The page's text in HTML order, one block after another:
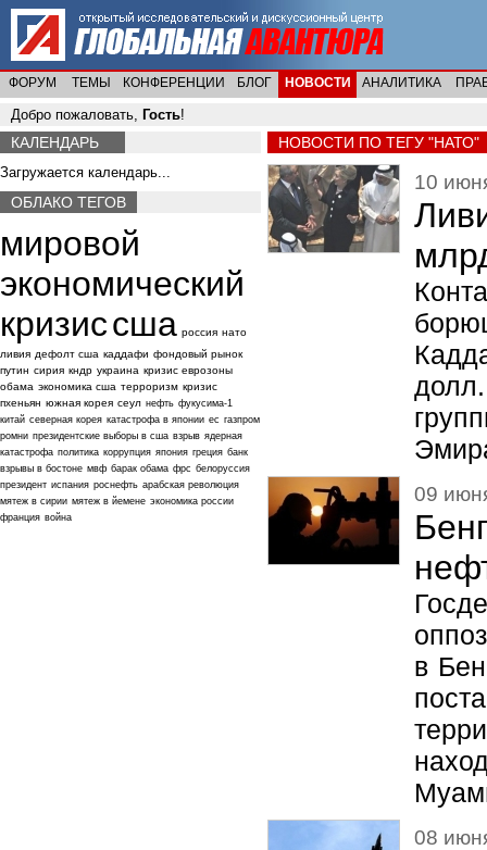
ФОРУМ ТЕМЫ КОНФЕРЕНЦИИ БЛОГ НОВОСТИ АНАЛИТИКА
Добро пожаловать, Гость!
НОВОСТИ ПО ТЕГУ "НАТО"
10
09
в
08
КАЛЕНДАРЬ
Загружается календарь...
ОБЛАКО ТЕГОВ
мировой
экономический
кризиссша россия нато
ливия дефолт сша каддафи фондовый рынок
путин сирия кндр украина кризис еврозоны
обама экономика сша терроризм кризис
пхеньян южная корея сеул нефть фукусима-1
китай северная корея катастрофа в японии ес газпром
ромни президентские выборы в сша взрыв ядерная
катастрофа политика коррупция япония греция банк
взрывы в бостоне мвф барак обама фрс белоруссия
президент испания роснефть арабская революция
мятеж в сирии мятеж в йемене экономика россии
франция война